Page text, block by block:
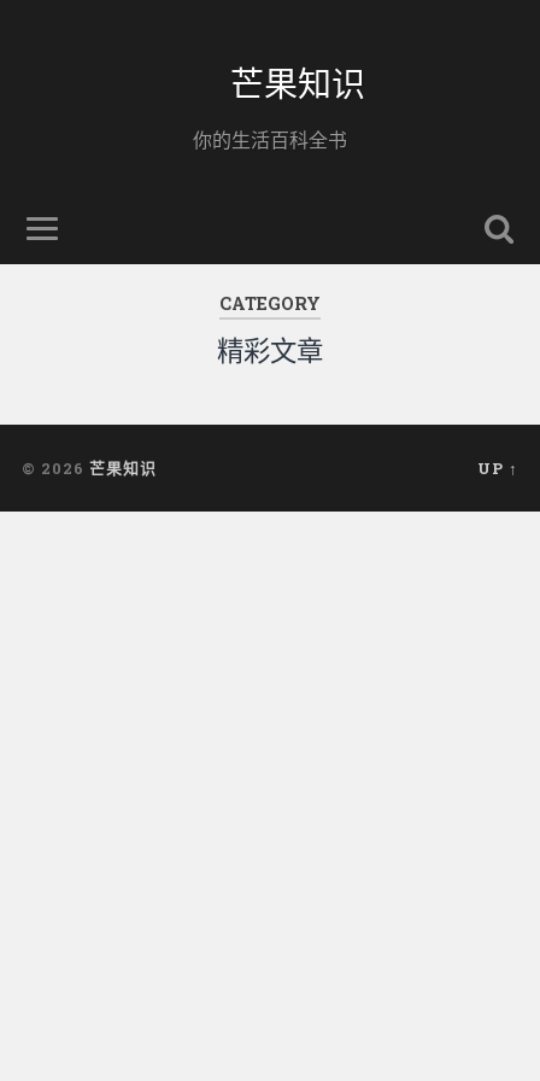
芒果知识
你的生活百科全书
CATEGORY
精彩文章
© 2026 芒果知识 UP ↑